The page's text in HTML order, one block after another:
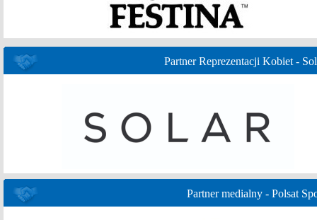
Partner Reprezentacji Kobiet -
Partner medialny - Polsat